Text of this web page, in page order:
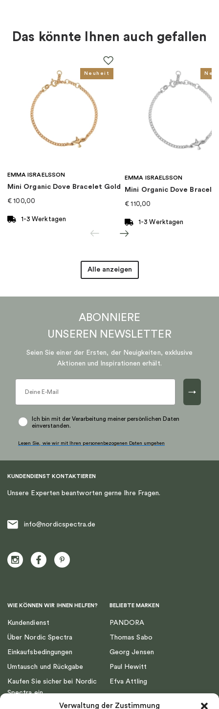
Verwaltung der Zustimmung
Tier
Für wen Damen, Kinder
EAN: 5700302986167
Kategorie: Charms
Marke PANDORA
Das könnte Ihnen auch gefallen
Neuheit
EMMA ISRAELSSON
Mini Organic Dove Bracelet Gold
€ 100,00
1-3 Werktagen
EMMA ISRAELSSON
Mini Organic Dove
€ 110,00
1-3 Werktagen
Alle anzeigen
ABONNIERE
UNSEREN NEWSLETTER
Seien Sie einer der Ersten, der Neuigkeiten, exklusive
Aktionen und Inspirationen erhält.
→
Ich bin mit der Verarbeitung meiner persönlichen Daten
einverstanden.
Lesen Sie, wie wir mit Ihren personenbezogenen Daten umgehen
KUNDENDIENST KONTAKTIEREN
Unsere Experten beantworten gerne Ihre Fragen.
info@nordicspectra.de
WIE KÖNNEN WIR IHNEN HELFEN?
Kundendienst
Über Nordic Spectra
Einkaufsbedingungen
Umtausch und Rückgabe
Kaufen Sie sicher bei Nordic
Spectra ein
BELIEBTE MARKEN
PANDORA
Thomas Sabo
Georg Jensen
Paul Hewitt
Efva Attling